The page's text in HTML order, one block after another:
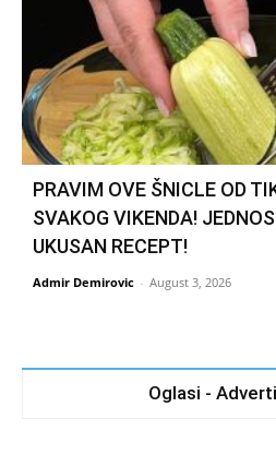
PRAVIM OVE ŠNICLE OD
SVAKOG VIKENDA!
UKUSAN RECEPT!
Admir Demirovic - August 3, 2026
Oglasi -